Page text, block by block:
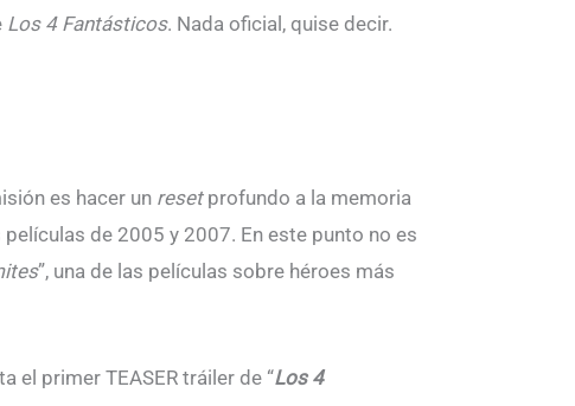
Los 4 Fantásticos. Nada oficial, quise decir.
es hacer un resetprofundo a la memoria
de 2005 y 2007. En este punto no es
”, una de las películas sobre héroes más
el primer TEASER tráiler de “Los 4